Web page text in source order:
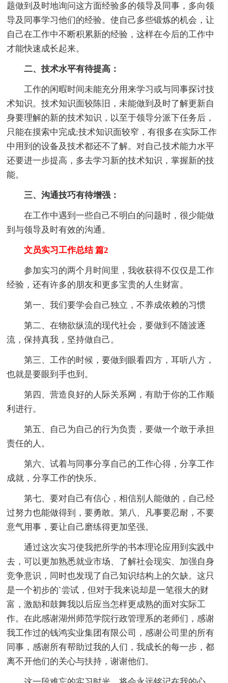
题做到及时地询问这方面经验多的领导及同事，多向领
导及同事学习他们的经验。使自己多些锻炼的机会，让
自己在工作中不断积累新的经验，这样在今后的工作中
才能快速成长起来。
二、技术水平有待提高：
工作的闲暇时间未能充分用来学习或与同事探讨技
术知识。技术知识面较陈旧，未能做到及时了解更新自
身要理解的新的技术知识，以至于领导分派下任务后，
只能在摸索中完成;技术知识面较窄，有很多在实际工作
中用到的设备及技术都还不了解。对自己技术能力水平
还要进一步提高，多去学习新的技术知识，掌握新的技
能。
三、沟通技巧有待增强：
在工作中遇到一些自己不明白的问题时，很少能做
到与领导及时有效的沟通。
文员实习工作总结 篇2
参加实习的两个月时间里，我收获得不仅仅是工作
经验，还有许多的朋友和更多宝贵的人生财富。
第一、我们要学会自己独立，不养成依赖的习惯
第二、在物欲纵流的现代社会，要做到不随波逐
流，保持真我，坚持做自己。
第三、工作的时候，要做到眼看四方，耳听八方，
也就是要眼到手也到。
第四、营造良好的人际关系网，有助于你的工作顺
利进行。
第五、自己为自己的行为负责，要做一个敢于承担
责任的人。
第六、试着与同事分享自己的工作心得，分享工作
成就，分享工作的快乐。
第七、要对自己有信心，相信别人能做的，自己经
过努力也能做得到，要勇敢。第八、凡事要忍耐，不要
意气用事，要让自己磨练得更加坚强。
通过这次实习使我把所学的书本理论应用到实践中
去，可以更加熟悉就业市场、了解社会现实、加强自身
竞争意识，同时也发现了自己知识结构上的欠缺。这只
是一个初步的`尝试，但对于我来说却是一笔很大的财
富，激励和鼓舞我以后应当怎样更成熟的面对实际工
作。在此感谢湖州师范学院行政管理系的老师们，感谢
我工作过的钱鸿实业集团有限公司，感谢公司里的所有
同事，感谢所有帮助过我的人们，我成长的每一步，都
离不开他们的关心与扶持，谢谢他们。